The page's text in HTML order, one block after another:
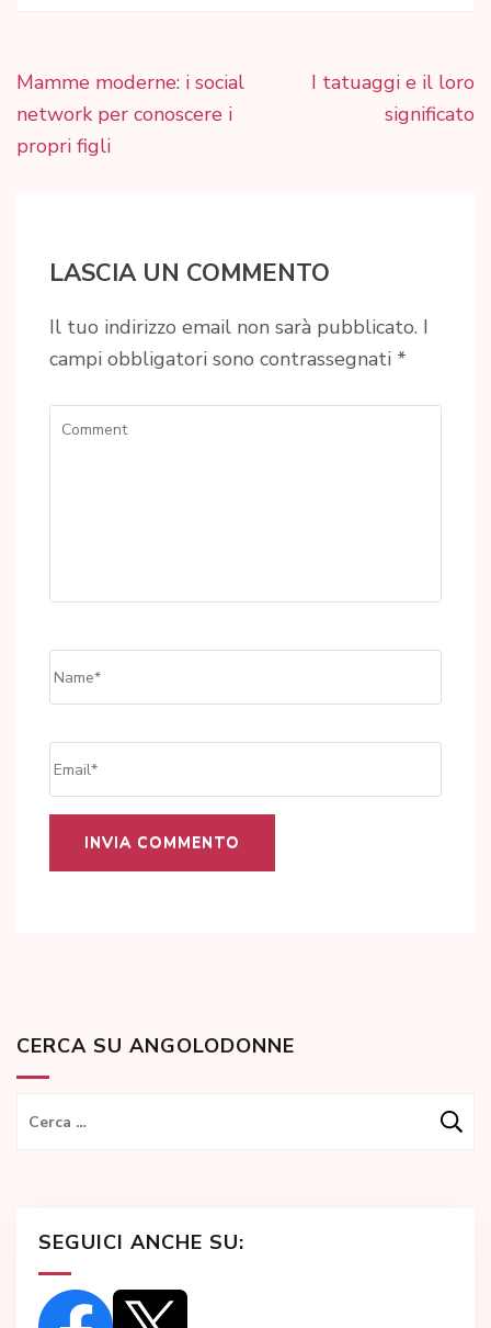
Navigazione
articoli
Mamme moderne: i social
network per conoscere i
propri figli
I tatuaggi e il loro
significato
LASCIA UN COMMENTO
Il tuo indirizzo email non sarà pubblicato. I
campi obbligatori sono contrassegnati *
Comment
CERCA SU ANGOLODONNE
Ricerca
SEGUICI ANCHE SU: